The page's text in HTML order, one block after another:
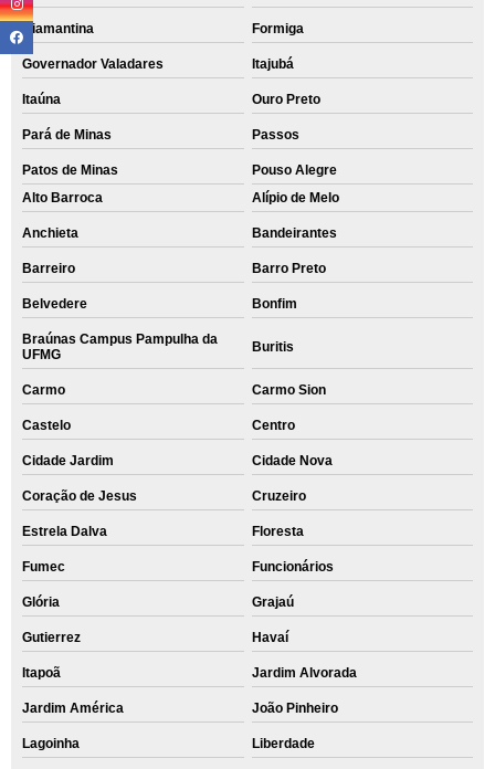
Diamantina Formiga
Governador Valadares Itajubá
Itaúna Ouro Preto
Pará de Minas Passos
Patos de Minas
Pouso Alegre
Alto Barroca
Alípio de Melo
Anchieta Bandeirantes
Barreiro Barro Preto
Belvedere Bonfim
Braúnas Campus Pampulha da
UFMG
Buritis
Carmo Carmo Sion
Castelo Centro
Cidade Jardim Cidade Nova
Coração de Jesus Cruzeiro
Estrela Dalva Floresta
Fumec Funcionários
Glória Grajaú
Gutierrez Havaí
Itapoã Jardim Alvorada
Jardim América João Pinheiro
Lagoinha Liberdade